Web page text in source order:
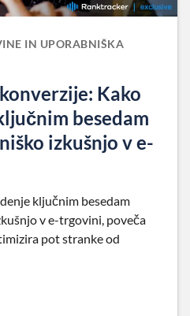
IN UPORABNIŠKA
Kako
besedam
izkušnjo v e-
ključnim besedam
v e-trgovini, poveča
pot stranke od